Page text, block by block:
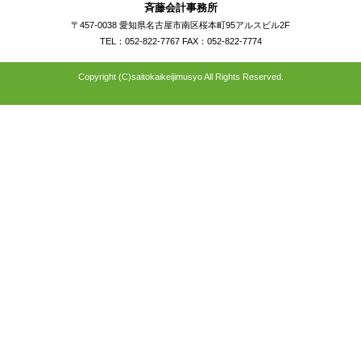
斉藤会計事務所
〒457-0038 愛知県名古屋市南区桜本町95アルスビル2F
TEL：052-822-7767 FAX：052-822-7774
Copyright (C)saitokaikeijimusyo All Rights Reserved.